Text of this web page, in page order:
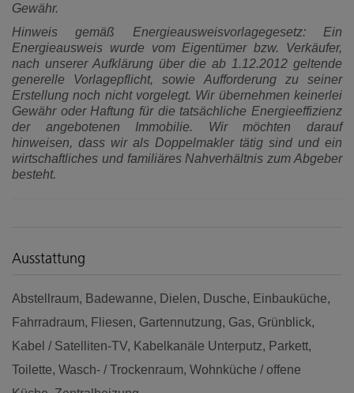
Gewähr.
Hinweis gemäß Energieausweisvorlagegesetz: Ein
Energieausweis wurde vom Eigentümer bzw. Verkäufer,
nach unserer Aufklärung über die ab 1.12.2012 geltende
generelle Vorlagepflicht, sowie Aufforderung zu seiner
Erstellung noch nicht vorgelegt. Wir übernehmen keinerlei
Gewähr oder Haftung für die tatsächliche Energieeffizienz
der angebotenen Immobilie. Wir möchten darauf
hinweisen, dass wir als Doppelmakler tätig sind und ein
wirtschaftliches und familiäres Nahverhältnis zum Abgeber
besteht.
Ausstattung
Abstellraum Badewanne Dielen Dusche
Einbauküche
Fahrradraum
Fliesen Gartennutzung Gas Grünblick
Kabel / Satelliten-TV
Kabelkanäle Unterputz
Parkett
Toilette Wasch- / Trockenraum Wohnküche / offene